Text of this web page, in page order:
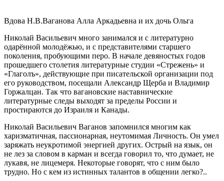
Вдова Н.В.Ваганова Алла Аркадьевна и их дочь Ольга
Николай Васильевич много занимался и с литературно
одарённой молодёжью, и с представителями старшего
поколения, пробующими перо. В начале девяностых годов
прошедшего столетия литературные студии «Стрежень» и
«Глаголъ», действующие при писательской организации под
его руководством, посещали Александр Щерба и Владимир
Горжалцан. Так что вагановские наставнические
литературные следы выходят за пределы России и
простираются до Израиля и Канады.
Николай Васильевич Ваганов запомнился многим как
харизматичная, пассионарная, неутомимая Личность. Он умел
заряжать неукротимой энергией других. Острый на язык, он
не лез за словом в карман и всегда говорил то, что думает, не
лукавя, не лицемеря. Некоторые говорят, что с ним было
трудно. Но с кем из истинных талантов в общении легко?..